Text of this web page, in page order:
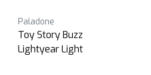
Paladone
Toy Story Buzz
Lightyear Light